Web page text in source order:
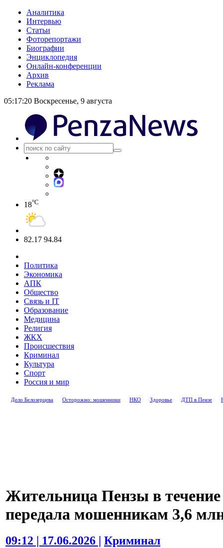
Аналитика
Интервью
Статьи
Фоторепортажи
Биографии
Энциклопедия
Онлайн-конференции
Архив
Реклама
05:17:21 Воскресенье, 9 августа
18°C
82.17 94.84
Политика
Экономика
АПК
Общество
Связь и IT
Образование
Медицина
Религия
ЖКХ
Происшествия
Криминал
Культура
Спорт
Россия и мир
Дело Белозерцева Осторожно: мошенники НКО Здоровье ДТП в Пензе
Жительница Пензы в
передала мошенникам 3,6
09:12 | 17.06.2026 | Криминал